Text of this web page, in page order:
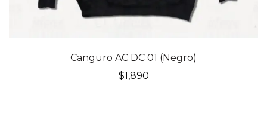
Canguro AC DC 01 (Negro)
$1,890